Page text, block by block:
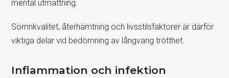
mental utmattning.
Sömnkvalitet, återhämtning och livsstilsfaktorer är därför
viktiga delar vid bedömning av långvarig trötthet.
Inflammation och infektion